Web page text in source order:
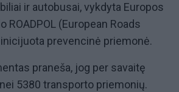
ir autobusai, vykdyta Europos
ROADPOL (European Roads
prevencinė priemonė.
praneša, jog per savaitę
5380 transporto priemonių.